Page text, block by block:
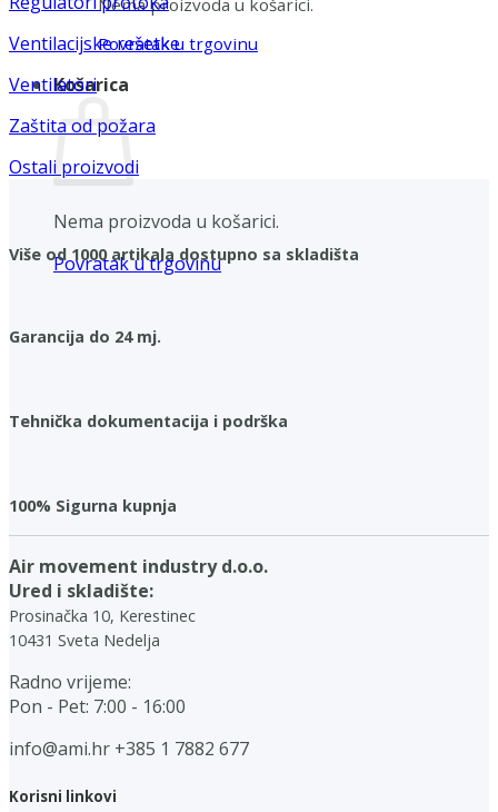
Nema proizvoda u košarici.
Povratak u trgovinu
Košarica
Nema proizvoda u košarici.
Povratak u trgovinu
Ventilacijske rešetke
Ventilatori
Zaštita od požara
Ostali proizvodi
Više od 1000 artikala dostupno sa skladišta
Garancija do 24 mj.
Tehnička dokumentacija i podrška
100% Sigurna kupnja
Air movement industry d.o.o.
Ured i skladište:
Prosinačka 10, Kerestinec
10431 Sveta Nedelja
Radno vrijeme:
Pon - Pet: 7:00 - 16:00
info@ami.hr +385 1 7882 677
Korisni linkovi